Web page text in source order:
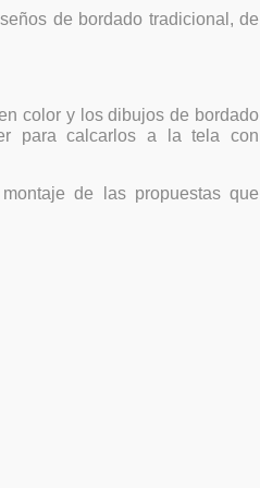
de bordado tradicional, de
color y los dibujos de bordado
para calcarlos a la tela con
de las propuestas que